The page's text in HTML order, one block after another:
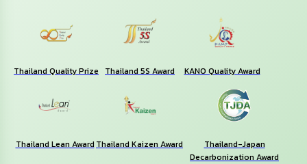
Thailand Quality Prize Thailand 5S Award KANO Quality Award
Thailand Lean Award Thailand Kaizen Award
Thailand-Japan
Decarbonization Award